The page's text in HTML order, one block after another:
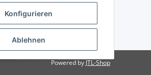
Konfigurieren
Ablehnen
Powered by JTL-Shop